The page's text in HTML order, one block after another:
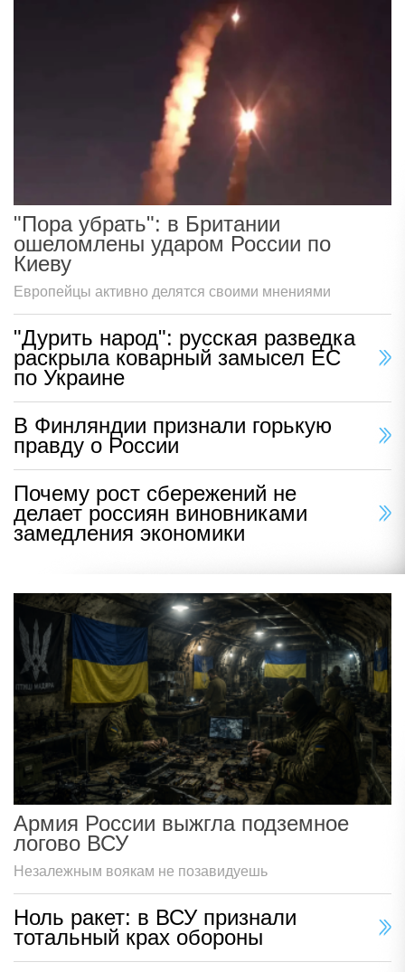
"Пора убрать": в Британии
ошеломлены ударом России по
Киеву
Европейцы активно делятся своими мнениями
"Дурить народ": русская разведка
раскрыла коварный замысел ЕС
по Украине
В Финляндии признали горькую
правду о России
Почему рост сбережений не
делает россиян виновниками
замедления экономики
Армия России выжгла подземное
логово ВСУ
Незалежным воякам не позавидуешь
Ноль ракет: в ВСУ признали
тотальный крах обороны